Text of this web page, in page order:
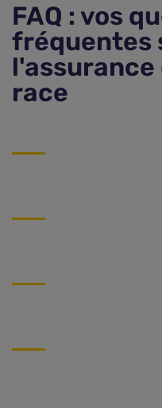
FAQ : vos
fréquentes
l'assurance
race